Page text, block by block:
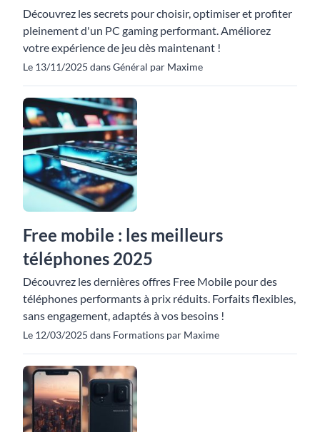
Découvrez les secrets pour choisir, optimiser et profiter
pleinement d'un PC gaming performant. Améliorez
votre expérience de jeu dès maintenant !
Le 13/11/2025 dans Général par Maxime
Free mobile : les meilleurs
téléphones 2025
Découvrez les dernières offres Free Mobile pour des
téléphones performants à prix réduits. Forfaits flexibles,
sans engagement, adaptés à vos besoins !
Le 12/03/2025 dans Formations par Maxime